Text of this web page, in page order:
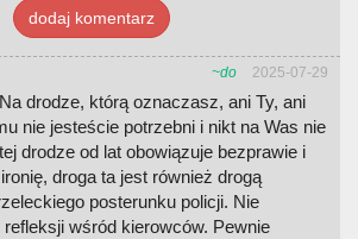
dodaj komentarz
~do 2025-07-29
drodze, którą oznaczasz, ani Ty, ani
nie jesteście potrzebni i nikt na Was nie
drodze od lat obowiązuje bezprawie i
droga ta jest również drogą
posterunku policji. Nie
wśród kierowców. Pewnie